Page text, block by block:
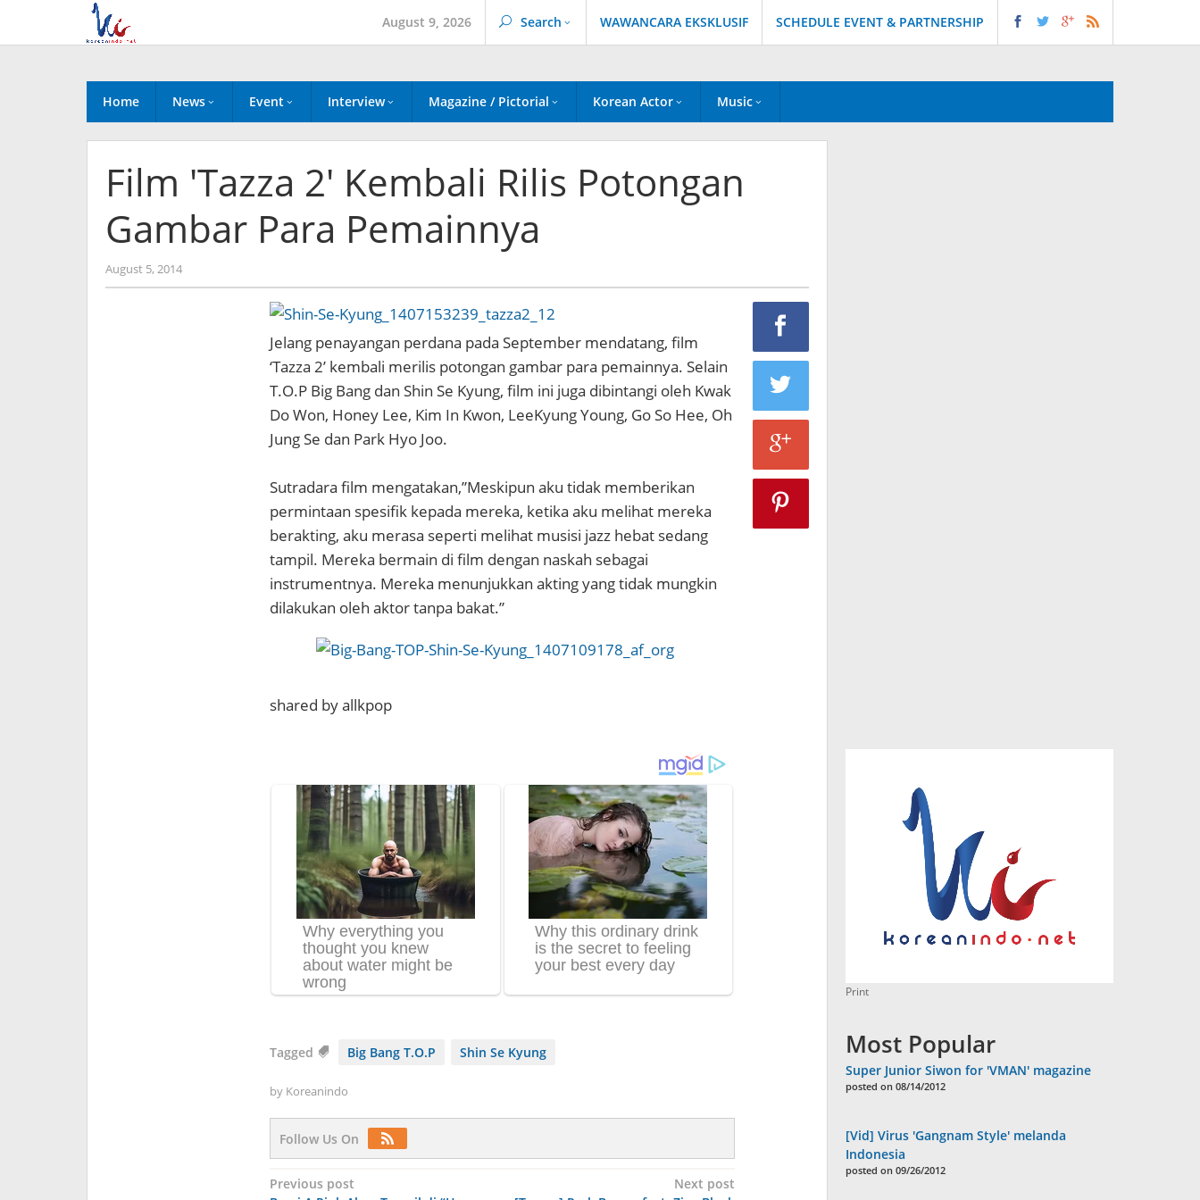
content
August 9, 2026 Search WAWANCARA EKSKLUSIF SCHEDULE EVENT & PARTNERSHIP
Home News Event Interview Magazine / Pictorial Korean Actor Music
Film 'Tazza 2' Kembali Rilis Potongan
Gambar Para Pemainnya
August 5, 2014by
Koreanindo
Jelang penayangan perdana pada September mendatang, film
‘Tazza 2’ kembali merilis potongan gambar para pemainnya. Selain
T.O.P Big Bang dan Shin Se Kyung, film ini juga dibintangi oleh Kwak
Do Won, Honey Lee, Kim In Kwon, LeeKyung Young, Go So Hee, Oh
Jung Se dan Park Hyo Joo.
Sutradara film mengatakan,”Meskipun aku tidak memberikan
permintaan spesifik kepada mereka, ketika aku melihat mereka
berakting, aku merasa seperti melihat musisi jazz hebat sedang
tampil. Mereka bermain di film dengan naskah sebagai
instrumentnya. Mereka menunjukkan akting yang tidak mungkin
dilakukan oleh aktor tanpa bakat.”
shared by allkpop
Tagged Big Bang T.O.P Shin Se Kyung
by Koreanindo
Follow Us On
Post
Previous post
Next post
Print
Most Popular
Super Junior Siwon for 'VMAN' magazine
posted on 08/14/2012
[Vid] Virus 'Gangnam Style' melanda
Indonesia
posted on 09/26/2012